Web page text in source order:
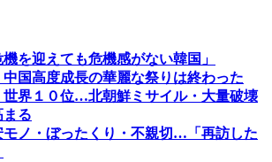
機を迎えても危機感がない韓国」
中国高度成長の華麗な祭りは終わった
世界１０位…北朝鮮ミサイル・大量破壊
まる
モノ・ぼったくり・不親切…「再訪した